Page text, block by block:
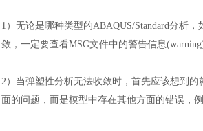
1） 无论是哪种类型的ABAQUS/Standard分析
敛，一定要查看MSG文件中的警告信息
2） 当弹塑性分析无法收敛时，首先应该想到
面的问题，而是模型中存在其他方面的错误，